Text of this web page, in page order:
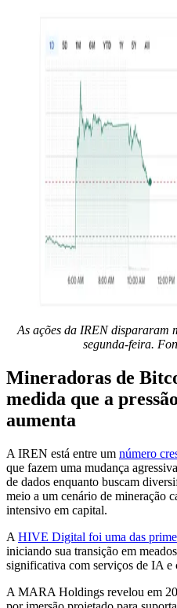
As ações da IREN dispararam
segunda-feira.
Mineradoras de
medida que a
aumenta
A IREN está entre um número
que fazem uma mudança
de dados enquanto buscam
meio a um cenário de mineração
intensivo em capital.
A HIVE Digital foi uma das
iniciando sua transição em
significativa com serviços de IA e
A MARA Holdings revelou em